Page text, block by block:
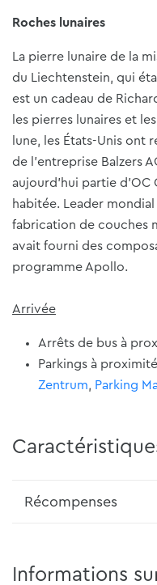
Roches lunaires
La pierre lunaire de la
du Liechtenstein, qui
est un cadeau de
les pierres lunaires et
lune, les États-Unis ont
de l'entreprise Balzers
aujourd'hui partie d'OC
habitée. Leader
fabrication de couches
avait fourni des
programme Apollo.
Arrivée
Arrêts de bus à
Parkings à
Zentrum, Parking
Récompenses
Informations